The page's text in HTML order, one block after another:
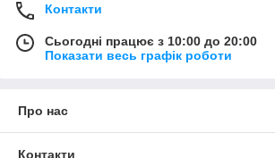
Контакти
Сьогодні працює з 10:00 до 20:00
Показати весь графік роботи
Про нас
Контакти